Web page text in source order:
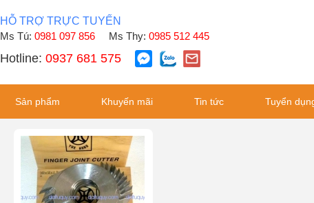
HỖ TRỢ TRỰC TUYẾN
Ms Tú: 0981 097 856 Ms Thy: 0985 512 445
Hotline: 0937 681 575
Sản phẩm Khuyến mãi Tin tức Tuyển